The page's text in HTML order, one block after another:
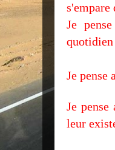
Je
Je pense
Je
leur